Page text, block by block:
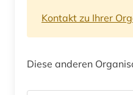
Kontakt zu Ihrer
Diese anderen